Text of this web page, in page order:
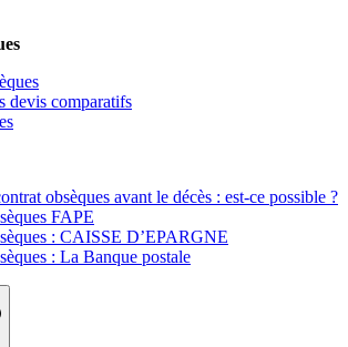
devis comparatifs
obsèques avant le décès : est-ce possible ?
FAPE
: CAISSE D’EPARGNE
: La Banque postale